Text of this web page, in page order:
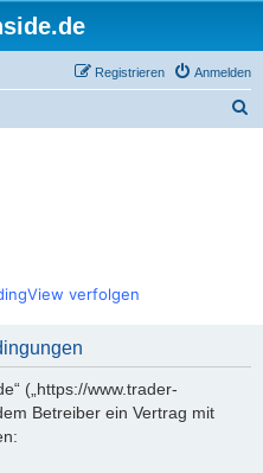
Anmelden
Registrieren
verfolgen
(„https://www.trader-
Betreiber ein Vertrag mit